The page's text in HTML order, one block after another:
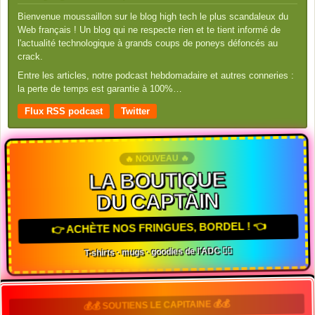
Bienvenue moussaillon sur le blog high tech le plus scandaleux du
Web français ! Un blog qui ne respecte rien et te tient informé de
l'actualité technologique à grands coups de poneys défoncés au
crack.
Entre les articles, notre podcast hebdomadaire et autres conneries :
la perte de temps est garantie à 100%…
Flux RSS podcast Twitter
🔥 NOUVEAU 🔥
LA BOUTIQUE
DU CAPTAIN
👉 ACHÈTE NOS FRINGUES, BORDEL ! 👈
T-shirts · mugs · goodies de l'ADC 🏴‍☠️
💰💰 SOUTIENS LE CAPITAINE 💰💰